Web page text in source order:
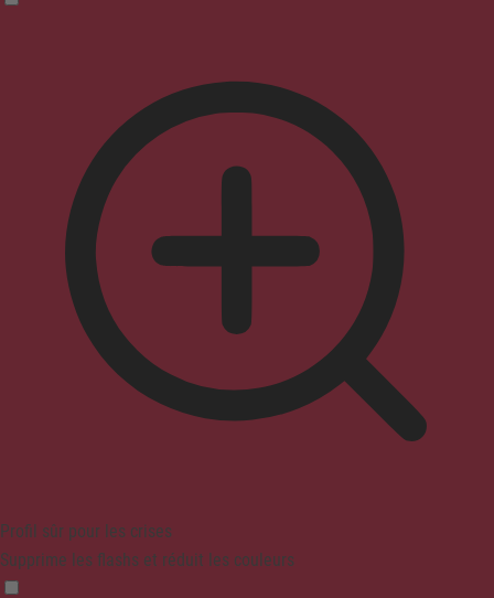
Profil sûr pour les crises
Supprime les flashs et réduit les couleurs